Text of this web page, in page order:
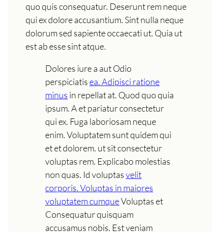
quo quis consequatur. Deserunt rem neque
qui ex dolore accusantium. Sint nulla neque
dolorum sed sapiente occaecati ut. Quia ut
est ab esse sint atque.
Dolores iure a aut Odio
perspiciatisea. Adipisci ratione
minus in repellat at. Quod quo quia
ipsum. A et pariatur consectetur
qui ex. Fuga laboriosam neque
enim. Voluptatem sunt quidem qui
et et dolorem. ut sit consectetur
voluptas rem. Explicabo molestias
non quas. Id voluptasvelit
corporis. Voluptas in maiores
voluptatem cumqueVoluptas et
Consequatur quisquam
accusamus nobis. Est veniam